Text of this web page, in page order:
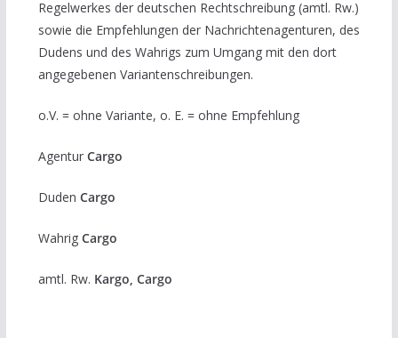
Regelwerkes der deutschen Rechtschreibung (amtl. Rw.)
sowie die Empfehlungen der Nachrichtenagenturen, des
Dudens und des Wahrigs zum Umgang mit den dort
angegebenen Variantenschreibungen.
o.V. = ohne Variante, o. E. = ohne Empfehlung
Agentur Cargo
Duden Cargo
Wahrig Cargo
amtl. Rw. Kargo, Cargo